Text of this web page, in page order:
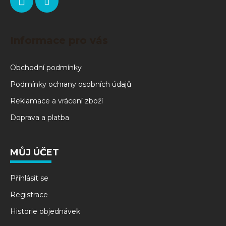
Obchodní podmínky
Podmínky ochrany osobních údajů
Reklamace a vrácení zboží
Doprava a platba
MŮJ ÚČET
Přihlásit se
Registrace
Historie objednávek